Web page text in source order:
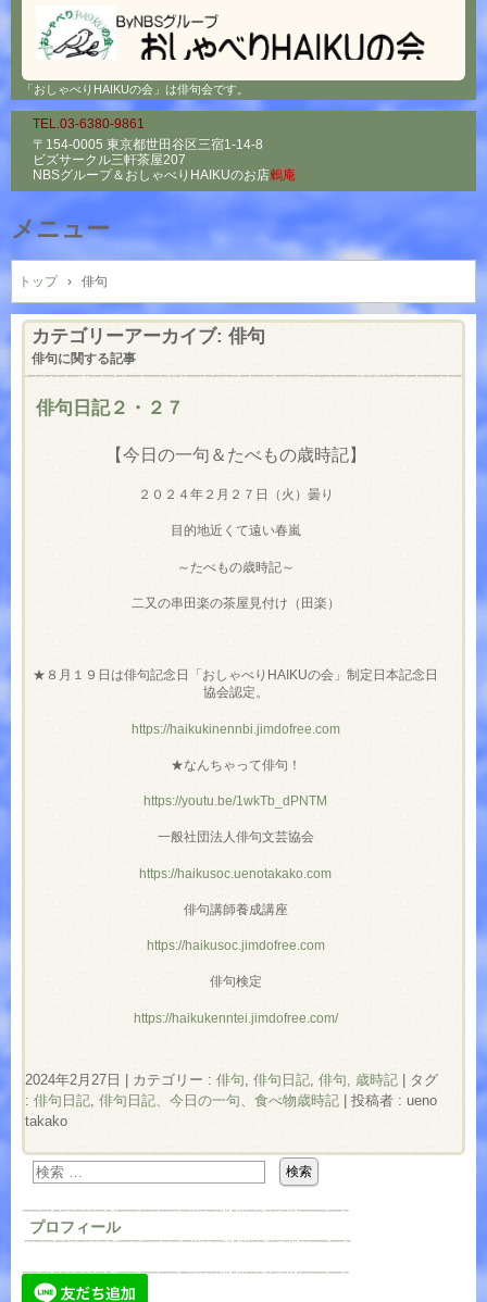
「おしゃべりHAIKUの会」は俳句会です。
TEL.03-6380-9861
〒154-0005 東京都世田谷区三宿1-14-8
ビズサークル三軒茶屋207
NBSグループ＆ おしゃべりHAIKUのお店鶫庵
メニュー
コ
ン
テ
ン
へ
トップ › 俳句
カテゴリーアーカイブ: 俳句
俳句に関する記事
俳句日記２・２７
【今日の一句＆たべもの歳時記】
２０２４年２月２７日（火）曇り
目的地近くて遠い春嵐
～たべもの歳時記～
二又の串田楽の茶屋見付け（田楽）
★８月１９日は俳句記念日「おしゃべりHAIKUの会」制定日本記念日
協会認定。
https://haikukinennbi.jimdofree.com
★なんちゃって俳句！
https://youtu.be/1wkTb_dPNTM
一般社団法人俳句文芸協会
https://haikusoc.uenotakako.com
俳句講師養成講座
https://haikusoc.jimdofree.com
俳句検定
https://haikukenntei.jimdofree.com/
2024年2月27日 | カテゴリー : 俳句 俳句日記 俳句, 歳時記 | タグ
: 俳句日記 俳句日記、今日の一句、食べ物歳時記 | 投稿者 : ueno
takako
プロフィール